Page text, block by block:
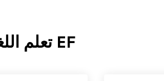
EF تعلم اللغة الإنجليزية مع